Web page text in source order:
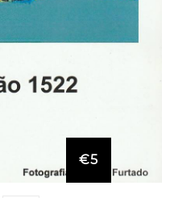
€5